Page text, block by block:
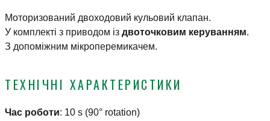
Моторизований двоходовий кульовий клапан.
У комплекті з приводом із двоточковим керуванням.
З допоміжним мікроперемикачем.
ТЕХНІЧНІ ХАРАКТЕРИСТИКИ
Час роботи: 10 s (90° rotation)